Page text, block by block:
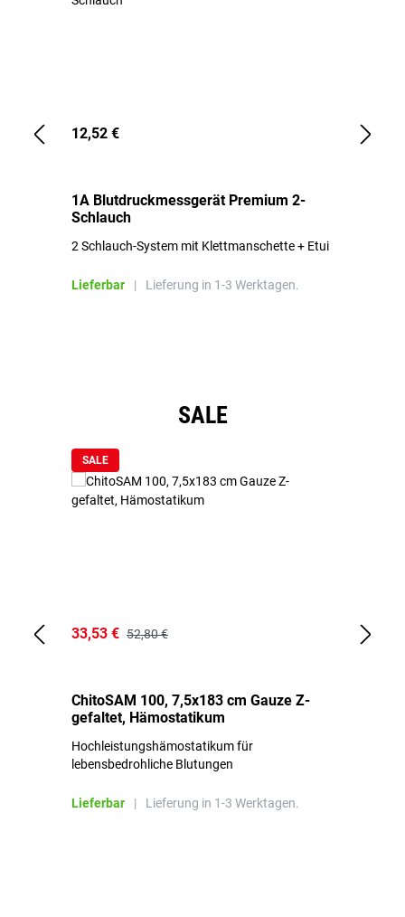
12,52 €
1A Blutdruckmessgerät Premium 2-
Schlauch
2 Schlauch-System mit Klettmanschette + Etui
Lieferbar | Lieferung in 1-3 Werktagen.
SALE
SALE
33,53 € 52,80 €
ChitoSAM 100, 7,5x183 cm Gauze Z-
gefaltet, Hämostatikum
Hochleistungshämostatikum für
lebensbedrohliche Blutungen
Lieferbar | Lieferung in 1-3 Werktagen.